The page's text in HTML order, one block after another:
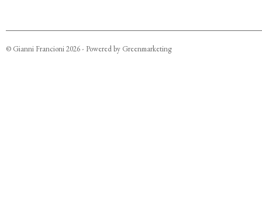
© Gianni Francioni2026- Powered by Greenmarketing